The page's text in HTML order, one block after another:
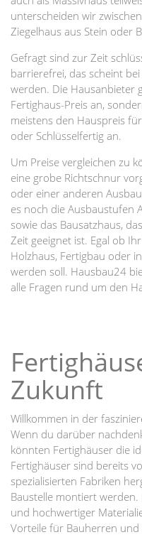
unterscheiden wir
Ziegelhaus aus Stein oder
Gefragt sind zur Zeit
barrierefrei, das scheint
werden. Die Hausanbieter
Fertighaus-Preis an,
meistens den Hauspreis
oder Schlüsselfertig an.
Um Preise vergleichen zu
eine grobe Richtschnur
oder einer anderen
es noch die Ausbaustufen
sowie das Bausatzhaus,
Zeit geeignet ist. Egal ob
Holzhaus, Fertigbau oder
werden soll. Hausbau24
alle Fragen rund um den
Zukunft
Willkommen in der
Wenn du darüber
könnten Fertighäuser die
Fertighäuser sind bereits
spezialisierten Fabriken
Baustelle montiert
und hochwertiger
Vorteile für Bauherren